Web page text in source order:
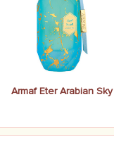
Armaf Eter Arabian Sky